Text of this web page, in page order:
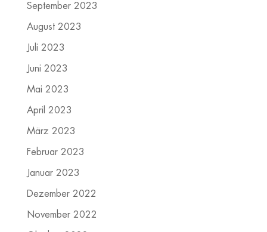
September 2023
August 2023
Juli 2023
Juni 2023
Mai 2023
April 2023
März 2023
Februar 2023
Januar 2023
Dezember 2022
November 2022